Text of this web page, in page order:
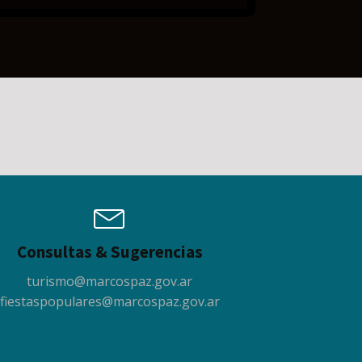
Consultas & Sugerencias
turismo@marcospaz.gov.ar
fiestaspopulares@marcospaz.gov.ar